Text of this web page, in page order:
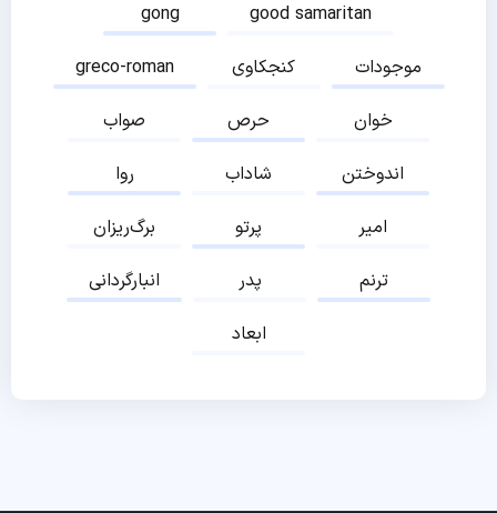
gong
good samaritan
greco-roman
کنجکاوی
موجودات
صواب
حرص
خوان
روا
شاداب
اندوختن
برگ‌ریزان
پرتو
امیر
انبارگردانی
پدر
ترنم
ابعاد